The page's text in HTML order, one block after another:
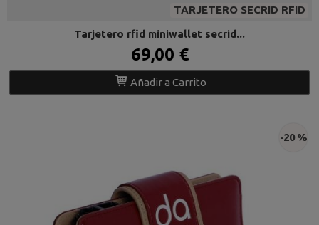
TARJETERO SECRID RFID
Tarjetero rfid miniwallet secrid...
69,00 €
Añadir a Carrito
-20 %